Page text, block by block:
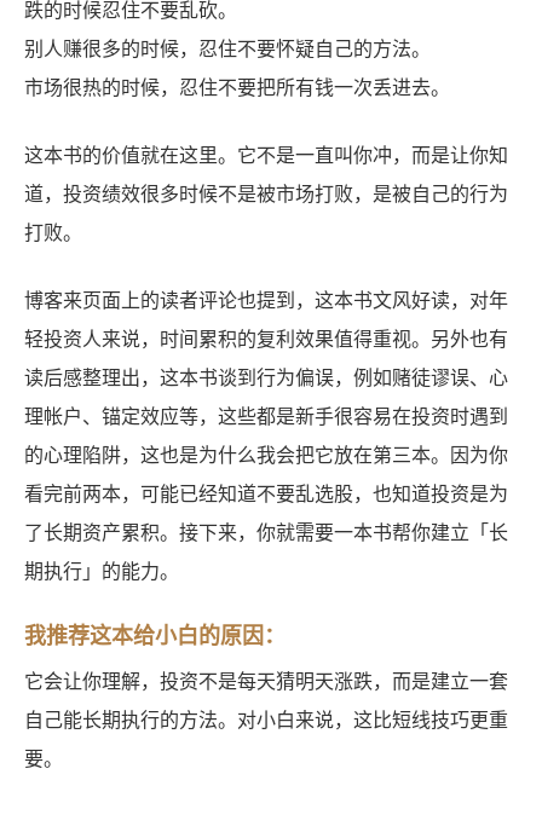
跌的时候忍住不要乱砍。
别人赚很多的时候，忍住不要怀疑自己的方法。
市场很热的时候，忍住不要把所有钱一次丢进去。
这本书的价值就在这里。它不是一直叫你冲，而是让你知
道，投资绩效很多时候不是被市场打败，是被自己的行为
打败。
博客来页面上的读者评论也提到，这本书文风好读，对年
轻投资人来说，时间累积的复利效果值得重视。另外也有
读后感整理出，这本书谈到行为偏误，例如赌徒谬误、心
理帐户、锚定效应等，这些都是新手很容易在投资时遇到
的心理陷阱，这也是为什么我会把它放在第三本。因为你
看完前两本，可能已经知道不要乱选股，也知道投资是为
了长期资产累积。接下来，你就需要一本书帮你建立「长
期执行」的能力。
我推荐这本给小白的原因：
它会让你理解，投资不是每天猜明天涨跌，而是建立一套
自己能长期执行的方法。对小白来说，这比短线技巧更重
要。